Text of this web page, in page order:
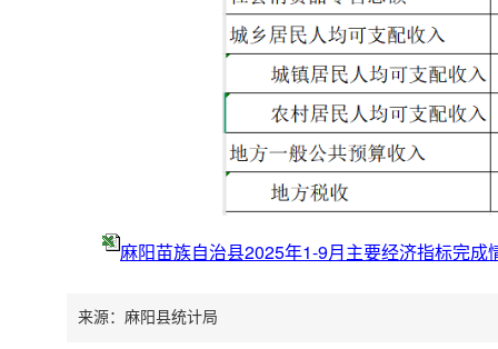
麻阳苗族自治县2025年1-9月主要经济指标完成
来源：麻阳县统计局